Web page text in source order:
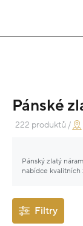
Pánské
222 produktů /
Pánský zlatý
nabídce kvalitních
podlehněte luxusu
Filtry